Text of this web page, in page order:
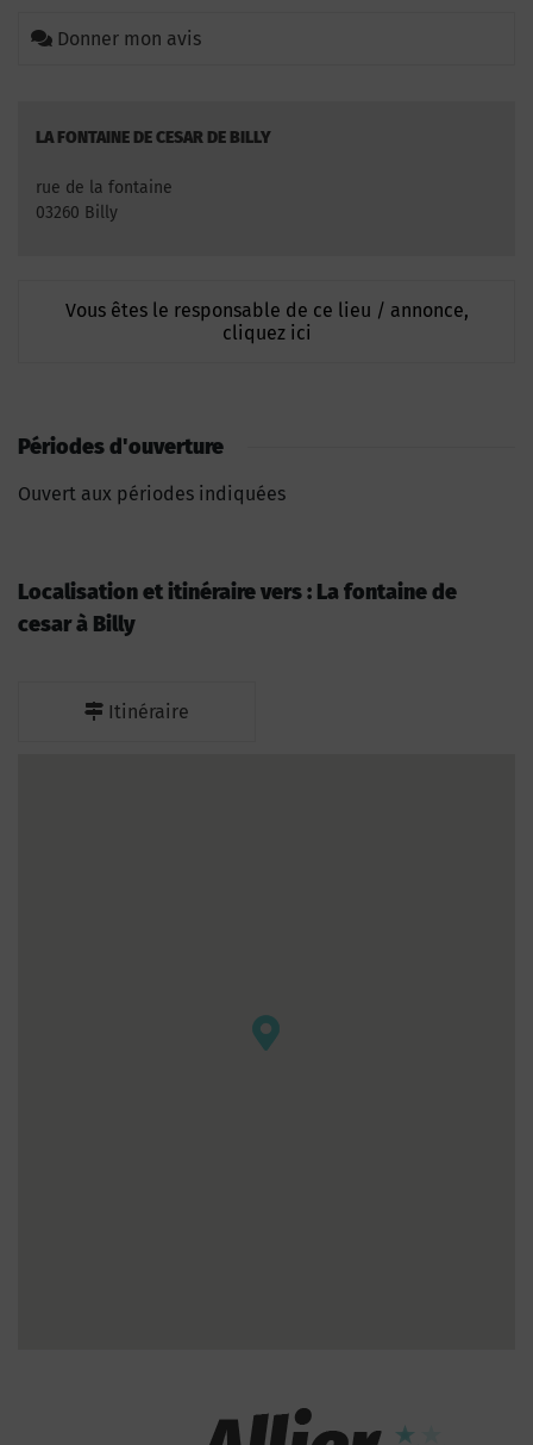
Donner mon avis
LA FONTAINE DE CESAR DE BILLY
rue de la fontaine
03260 Billy
Vous êtes le responsable de ce lieu / annonce,
cliquez ici
Périodes d'ouverture
Ouvert aux périodes indiquées
Localisation et itinéraire vers : La fontaine de
cesar à Billy
Itinéraire